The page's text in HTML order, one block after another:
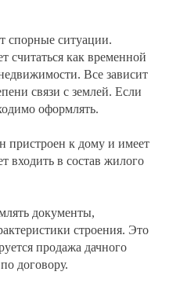
спорные ситуации.
считаться как временной
Все зависит
связи с землей. Если
оформлять.
пристроен к дому и имеет
входить в состав жилого
документы,
строения. Это
продажа дачного
договору.